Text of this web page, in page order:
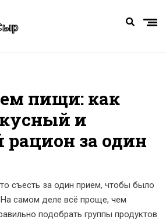
пищи: как
и
за один
съесть за один прием, чтобы было
На самом деле всё проще, чем
подобрать группы продуктов